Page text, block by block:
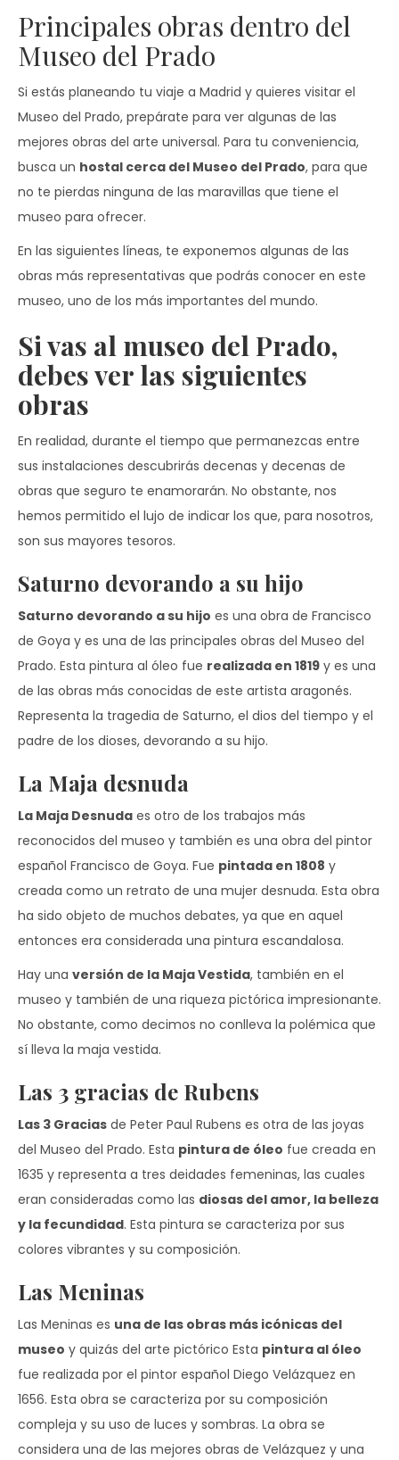
Principales obras dentro del
Museo del Prado
Si estás planeando tu viaje a Madrid y quieres visitar el
Museo del Prado, prepárate para ver algunas de las
mejores obras del arte universal. Para tu conveniencia,
busca un hostal cerca del Museo del Prado, para que
no te pierdas ninguna de las maravillas que tiene el
museo para ofrecer.
En las siguientes líneas, te exponemos algunas de las
obras más representativas que podrás conocer en este
museo, uno de los más importantes del mundo.
Si vas al museo del Prado,
debes ver las siguientes
obras
En realidad, durante el tiempo que permanezcas entre
sus instalaciones descubrirás decenas y decenas de
obras que seguro te enamorarán. No obstante, nos
hemos permitido el lujo de indicar los que, para nosotros,
son sus mayores tesoros.
Saturno devorando a su hijo
Saturno devorando a su hijo es una obra de Francisco
de Goya y es una de las principales obras del Museo del
Prado. Esta pintura al óleo fue realizada en 1819 y es una
de las obras más conocidas de este artista aragonés.
Representa la tragedia de Saturno, el dios del tiempo y el
padre de los dioses, devorando a su hijo.
La Maja desnuda
La Maja Desnuda es otro de los trabajos más
reconocidos del museo y también es una obra del pintor
español Francisco de Goya. Fue pintada en 1808 y
creada como un retrato de una mujer desnuda. Esta obra
ha sido objeto de muchos debates, ya que en aquel
entonces era considerada una pintura escandalosa.
Hay una versión de la Maja Vestida, también en el
museo y también de una riqueza pictórica impresionante.
No obstante, como decimos no conlleva la polémica que
sí lleva la maja vestida.
Las 3 gracias de Rubens
Las 3 Gracias de Peter Paul Rubens es otra de las joyas
del Museo del Prado. Esta pintura de óleo fue creada en
1635 y representa a tres deidades femeninas, las cuales
eran consideradas como las diosas del amor, la belleza
y la fecundidad. Esta pintura se caracteriza por sus
colores vibrantes y su composición.
Las Meninas
Las Meninas es una de las obras más icónicas del
museo y quizás del arte pictórico Esta pintura al óleo
fue realizada por el pintor español Diego Velázquez en
1656. Esta obra se caracteriza por su composición
compleja y su uso de luces y sombras. La obra se
considera una de las mejores obras de Velázquez y una